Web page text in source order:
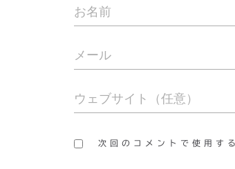
次回のコメントで使用す